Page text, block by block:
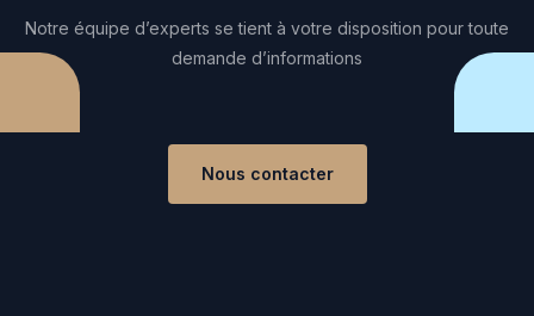
Notre équipe d’experts se tient à votre disposition pour toute
demande d’informations
Nous contacter